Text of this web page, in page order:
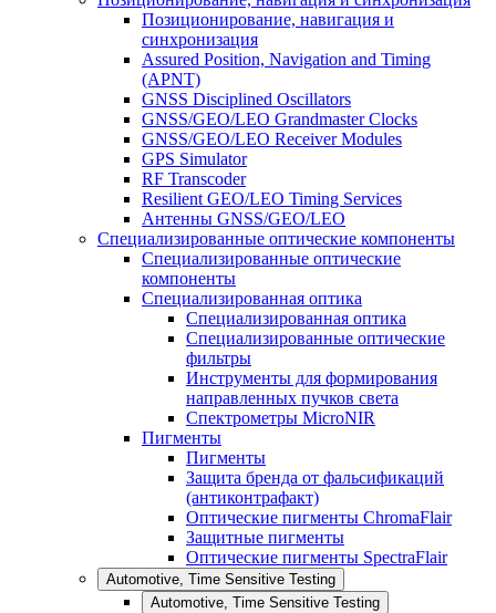
Позиционирование, навигация и
синхронизация
Assured Position, Navigation and Timing
(APNT)
GNSS Disciplined Oscillators
GNSS/GEO/LEO Grandmaster Clocks
GNSS/GEO/LEO Receiver Modules
GPS Simulator
RF Transcoder
Resilient GEO/LEO Timing Services
Антенны GNSS/GEO/LEO
Специализированные оптические компоненты
Специализированные оптические
компоненты
Специализированная оптика
Специализированная оптика
Специализированные оптические
фильтры
Инструменты для формирования
направленных пучков света
Спектрометры MicroNIR
Пигменты
Пигменты
Защита бренда от фальсификаций
(антиконтрафакт)
Оптические пигменты ChromaFlair
Защитные пигменты
Оптические пигменты SpectraFlair
Automotive, Time Sensitive Testing
Automotive, Time Sensitive Testing